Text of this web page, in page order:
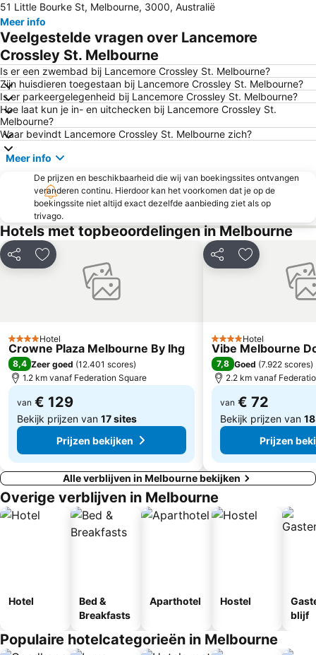
Rod Laver Arena
Melbourne Central
Flinders Street Station
Royal Botanic Gardens Melbourne
Airport Essendon
West Melbourne
Australian Formula 1 Grand Prix
Rooftop Bar & Cinema
Fitzroy Gardens
Immigration Museum
Germanicos Fine Suits
Richmond
St Kilda East
Preston
Brighton Beach
Dallas
Somerton
Yuroke
Diggers Rest
Palace Theatre
Design a Space
Box Hill
Collingwood
Scottsdale Resort at McCormick Ranch
St Mary Star of the Sea Catholic Church
Port of Melbourne
Heidelberg West
Canterbury
Fawkner
Surrey Hills
Doncaster
Glen Waverley
51 Little Bourke St, Melbourne, 3000, Australië
Meer info
Veelgestelde vragen over Lancemore
Crossley St. Melbourne
Is er een zwembad bij Lancemore Crossley St. Melbourne?
Zijn huisdieren toegestaan bij Lancemore Crossley St. Melbourne?
Is er parkeergelegenheid bij Lancemore Crossley St. Melbourne?
Hoe laat kun je in- en uitchecken bij Lancemore Crossley St.
Melbourne?
Waar bevindt Lancemore Crossley St. Melbourne zich?
Meer info
De prijzen en beschikbaarheid die wij van boekingssites ontvangen
veranderen continu. Hierdoor kan het voorkomen dat je op de
boekingssite niet altijd exact dezelfde aanbieding ziet als op
trivago.
Hotels met topbeoordelingen in Melbourne
Delen Toevoegen aan favorieten
4 SterrenHotel
Crowne Plaza Melbourne By Ihg
8,4 Zeer goed (12.401 scores)
1.2 km vanaf Federation Square
van € 129
Bekijk prijzen van 17 sites
Prijzen bekijken
Delen Toevoegen
4 SterrenHotel
Vibe Melbourne
7,8 Goed (7.922 scores)
2.2 km vanaf
van € 72
Bekijk prijzen van
Prijzen
Alle verblijven in Melbourne bekijken
Overige verblijven in Melbourne
Hotel
Bed &
Breakfasts
Aparthotel Hostel
blijf
Populaire hotelcategorieën in Melbourne